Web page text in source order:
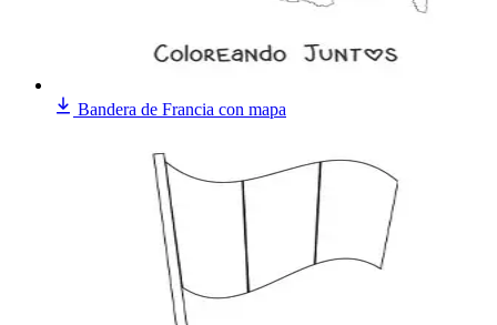
Bandera de Francia con mapa